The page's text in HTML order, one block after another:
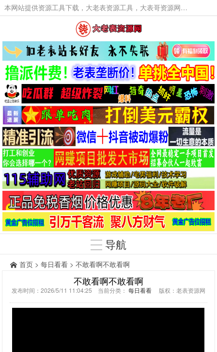
本网站提供资源工具下载，大老表资源工具，大表哥资源网软件工具，大老表资源下载，活动线报福利资源分享,活动线报，大型网游经典游戏，网络热门技术游戏辅助交流与分享。
导航
首页 > 每日看看 > 不敢看啊不敢看啊
不敢看啊不敢看啊
发布时间：2026/5/11 11:04:25 当前分类： 每日看看 版权：老表资源网